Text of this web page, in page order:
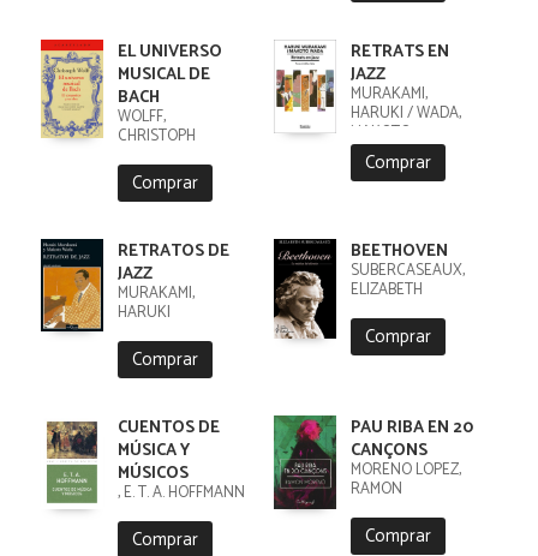
EL UNIVERSO
MUSICAL DE
BACH
WOLFF,
CHRISTOPH
Comprar
RETRATS EN
JAZZ
MURAKAMI,
HARUKI / WADA,
MAKOTO
Comprar
RETRATOS DE
JAZZ
MURAKAMI,
HARUKI
Comprar
BEETHOVEN
SUBERCASEAUX,
ELIZABETH
Comprar
CUENTOS DE
MÚSICA Y
MÚSICOS
, E. T. A. HOFFMANN
Comprar
PAU RIBA EN 20
CANÇONS
MORENO LÓPEZ,
RAMON
Comprar